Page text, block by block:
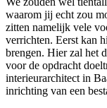
waarom jij echt zou
zitten namelijk vele
verrichten. Eerst kan
brengen. Hier zal het
voor de opdracht
interieurarchitect in
inrichting van een